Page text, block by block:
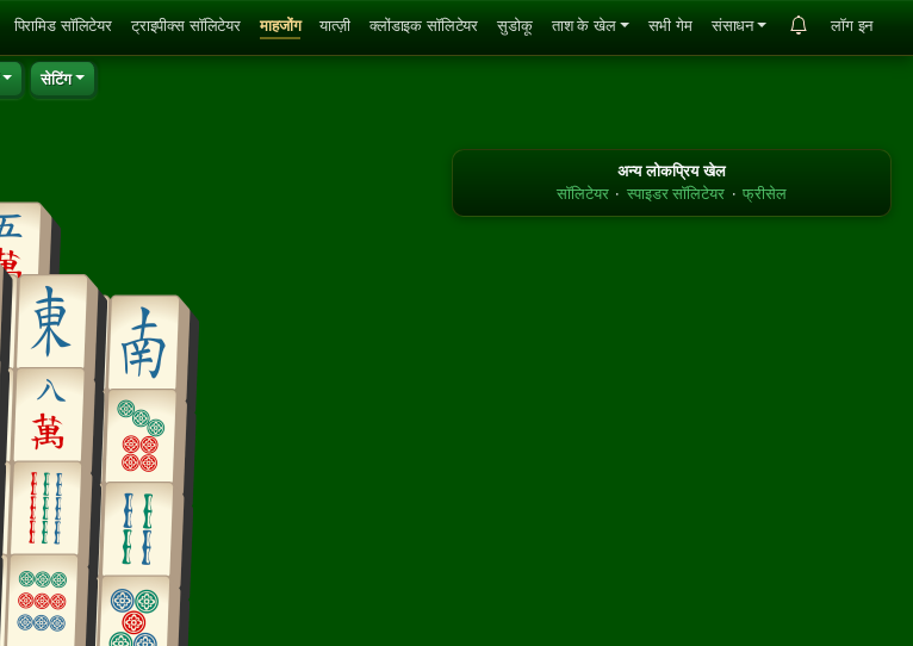
पिरामिड सॉलिटेयर ट्राइपीक्स सॉलिटेयर माहजोंग यात्ज़ी क्लोंडाइक सॉलिटेयर सुडोकू ताश के खेल सभी गेम संसाधन लॉग इन
सेटिंग
अन्य लोकप्रिय खेल
सॉलिटेयर · स्पाइडर सॉलिटेयर · फ्रीसेल